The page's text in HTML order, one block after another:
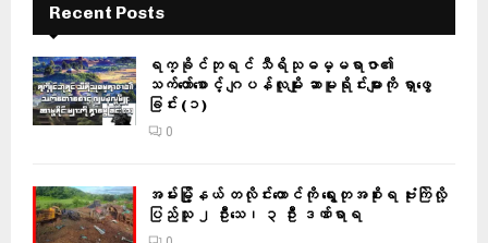
Recent Posts
ရက္ခိုင်ဘုရင် သီရိသုဓမ္မရာဇာ၏
သက်တော်စောင့် ဂျပန်လူမျိုး ဆာမူရိုင်းများကို ရှာဖွေ
ခြင်း (၁)
0
အမ်းမြို့နယ် တလိုင်းတောင်ကို ရွေးတုအစိုးရ ဗုံးကြဲလို့
ပြည်သူ ၂ ဦးသေ၊ ၃ ဦး ဒဏ်ရာရ